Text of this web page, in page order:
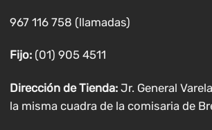
967 116 758 (llamadas)
Fijo:(01) 905 4511
Dirección de Tienda: Jr. General
la misma cuadra de la comisaria de